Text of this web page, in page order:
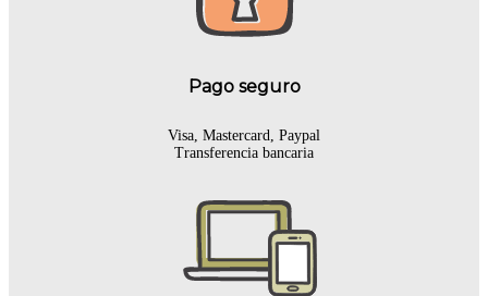
Pago seguro
Visa, Mastercard, Paypal
Transferencia bancaria